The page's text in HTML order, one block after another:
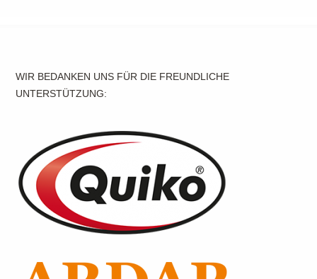
WIR BEDANKEN UNS FÜR DIE FREUNDLICHE
UNTERSTÜTZUNG: